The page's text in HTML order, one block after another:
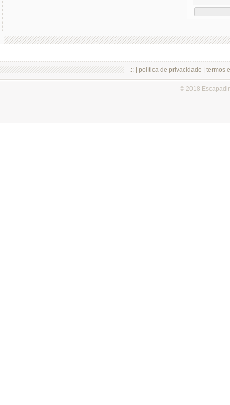
.:: | política de privacidade termos
© 2018